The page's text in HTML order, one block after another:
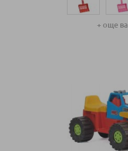
+ още